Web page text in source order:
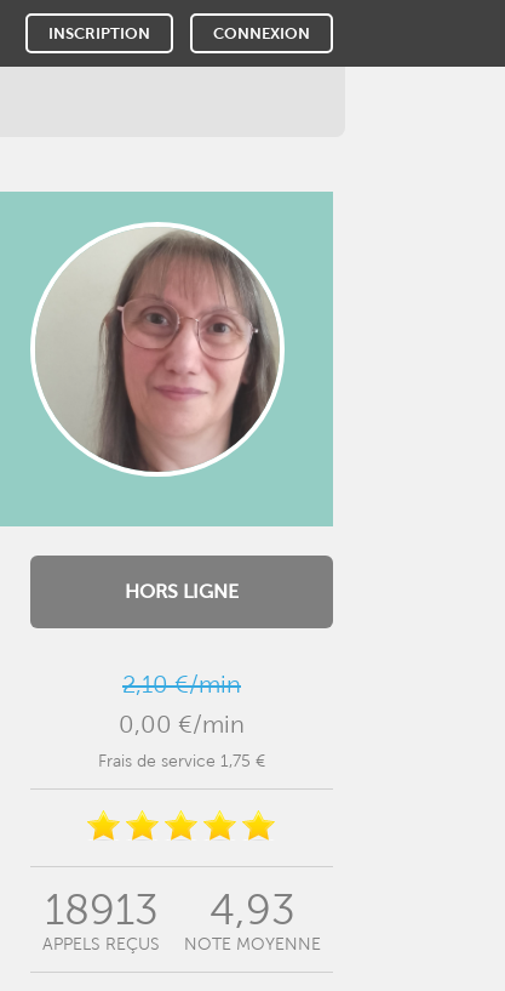
INSCRIPTION CONNEXION
HORS LIGNE
2,10 €/min
0,00 €/min
Frais de service 1,75 €
18913
APPELS REÇUS
4,93
NOTE MOYENNE